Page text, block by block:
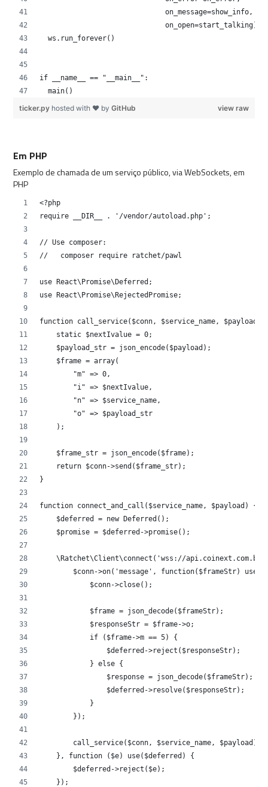
                              on_message=show_info,
                              on_open=start_talking)
  ws.run_forever()
if __name__ == "__main__":
  main()
view raw
ticker.py hosted with ❤ byGitHub
Em PHP
Exemplo de chamada de um serviço público, via WebSockets, em
PHP
<?php
require __DIR__ . '/vendor/autoload.php';
// Use composer:
//   composer require ratchet/pawl
use React\Promise\Deferred;
use React\Promise\RejectedPromise;
function call_service($conn, $service_name, $payload)
    static $nextIvalue = 0;
    $payload_str = json_encode($payload);
    $frame = array(
        "m" => 0,
        "i" => $nextIvalue,
        "n" => $service_name,
        "o" => $payload_str
    );
    $frame_str = json_encode($frame);
    return $conn->send($frame_str);
}
function connect_and_call($service_name, $payload) {
    $deferred = new Deferred();
    $promise = $deferred->promise();
\Ratchet\Client\connect('wss://
$conn->on('message', function($frameStr) use
            $conn->close();
            $frame = json_decode($frameStr);
            $responseStr = $frame->o;
            if ($frame->m == 5) {
                $deferred->reject($responseStr);
            } else {
                $response = json_decode($frameStr);
                $deferred->resolve($responseStr);
            }
        });
        call_service($conn, $service_name, $payload);
    }, function ($e) use($deferred) {
        $deferred->reject($e);
    });